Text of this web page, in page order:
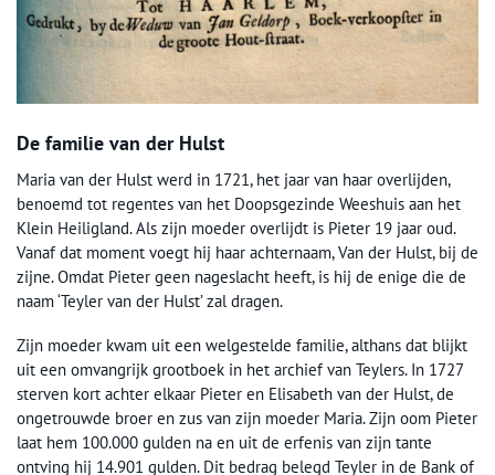
De familie van der Hulst
Maria van der Hulst werd in 1721, het jaar van haar overlijden,
benoemd tot regentes van het Doopsgezinde Weeshuis aan het
Klein Heiligland. Als zijn moeder overlijdt is Pieter 19 jaar oud.
Vanaf dat moment voegt hij haar achternaam, Van der Hulst, bij de
zijne. Omdat Pieter geen nageslacht heeft, is hij de enige die de
naam ‘Teyler van der Hulst’ zal dragen.
Zijn moeder kwam uit een welgestelde familie, althans dat blijkt
uit een omvangrijk grootboek in het archief van Teylers. In 1727
sterven kort achter elkaar Pieter en Elisabeth van der Hulst, de
ongetrouwde broer en zus van zijn moeder Maria. Zijn oom Pieter
laat hem 100.000 gulden na en uit de erfenis van zijn tante
ontving hij 14.901 gulden. Dit bedrag belegd Teyler in de Bank of